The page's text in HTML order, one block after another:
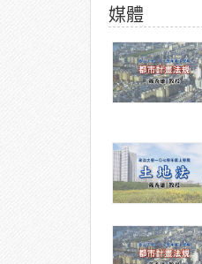
媒體